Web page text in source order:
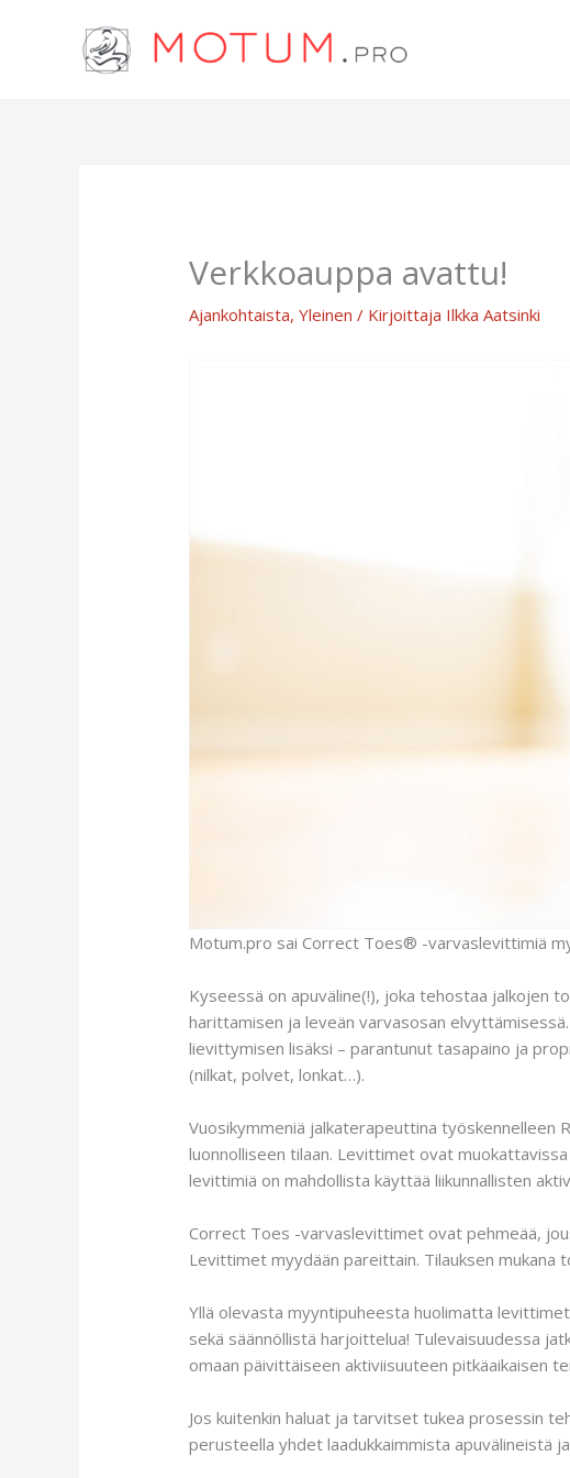
Verkkoauppa avattu!
Ajankohtaista,Yleinen / Kirjoittaja Ilkka Aatsinki
Motum.pro sai Correct Toes® -varvaslevittimiä
Kyseessä on apuväline(!), joka tehostaa jalkojen
harittamisen ja leveän varvasosan
lievittymisen lisäksi – parantunut tasapaino ja
(nilkat, polvet, lonkat…).
Vuosikymmeniä jalkaterapeuttina työskennelleen
luonnolliseen tilaan. Levittimet ovat
levittimiä on mahdollista käyttää liikunnallisten
Correct Toes -varvaslevittimet ovat pehmeää,
Levittimet myydään pareittain. Tilauksen mukana
Yllä olevasta myyntipuheesta huolimatta
sekä säännöllistä harjoittelua! Tulevaisuudessa
omaan päivittäiseen aktiviisuuteen pitkäaikaisen
Jos kuitenkin haluat ja tarvitset tukea prosessin
perusteella yhdet laadukkaimmista apuvälineistä